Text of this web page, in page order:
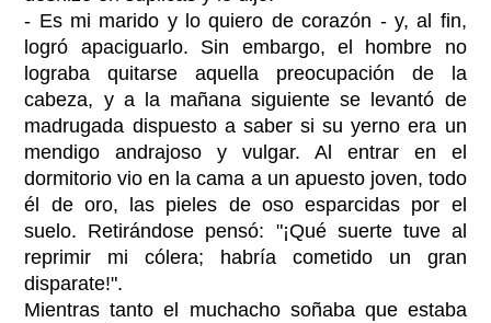
- Es mi marido y lo quiero de corazón - y, al fin,
logró apaciguarlo. Sin embargo, el hombre no
lograba quitarse aquella preocupación de la
cabeza, y a la mañana siguiente se levantó de
madrugada dispuesto a saber si su yerno era un
mendigo andrajoso y vulgar. Al entrar en el
dormitorio vio en la cama a un apuesto joven, todo
él de oro, las pieles de oso esparcidas por el
suelo. Retirándose pensó: "¡Qué suerte tuve al
reprimir mi cólera; habría cometido un gran
disparate!".
Mientras tanto el muchacho soñaba que estaba